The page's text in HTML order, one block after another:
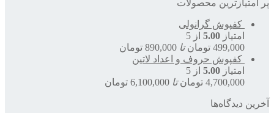
پر امتیازترین محصولات
کفپوش گرانولی
امتیاز 5.00 از 5
499,000 تومان تا 890,000 تومان
کفپوش حروف و اعداد لاتین
امتیاز 5.00 از 5
4,700,000 تومان تا 6,100,000 تومان
آخرین دیدگاه‌ها